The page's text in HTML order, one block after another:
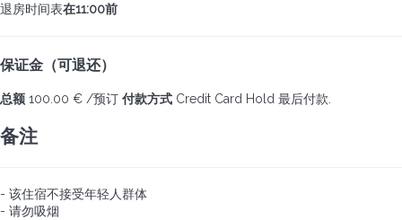
退房时间表在11:00前
保证金（可退还）
总额 100.00 € /预订 付款方式 Credit Card Hold 最后付款.
备注
- 该住宿不接受年轻人群体
- 请勿吸烟